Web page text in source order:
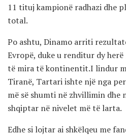
11 tituj kampionë radhazi dhe
total.
Po ashtu, Dinamo arriti
Evropë, duke u renditur dy herë
të mira të kontinentit.I lindur
Tiranë, Tartari ishte një nga
më së shumti në zhvillimin
shqiptar në nivelet më të larta.
Edhe si lojtar ai shkëlqeu me